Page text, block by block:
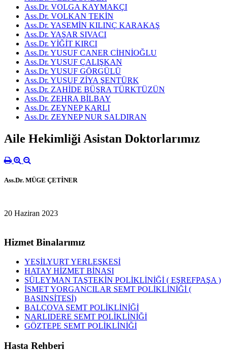
Ass.Dr. VOLGA KAYMAKÇI
Ass.Dr. VOLKAN TEKİN
Ass.Dr. YASEMİN KILINÇ KARAKAŞ
Ass.Dr. YAŞAR SIVACI
Ass.Dr. YİĞİT KIRCI
Ass.Dr. YUSUF CANER CİHNİOĞLU
Ass.Dr. YUSUF ÇALIŞKAN
Ass.Dr. YUSUF GÖRGÜLÜ
Ass.Dr. YUSUF ZİYA ŞENTÜRK
Ass.Dr. ZAHİDE BÜŞRA TÜRKTÜZÜN
Ass.Dr. ZEHRA BİLBAY
Ass.Dr. ZEYNEP KARLI
Ass.Dr. ZEYNEP NUR SALDIRAN
Aile Hekimliği Asistan Doktorlarımız
Ass.Dr. MÜGE ÇETİNER
20 Haziran 2023
Hizmet Binalarımız
YEŞİLYURT YERLEŞKESİ
HATAY HİZMET BİNASI
SÜLEYMAN TAŞTEKİN POLİKLİNİĞİ ( EŞREFPAŞA )
İSMET YORGANCILAR SEMT POLİKLİNİĞİ (
BASINSİTESİ)
BALÇOVA SEMT POLİKLİNİĞİ
NARLIDERE SEMT POLİKLİNİĞİ
GÖZTEPE SEMT POLİKLİNİĞİ
Hasta Rehberi